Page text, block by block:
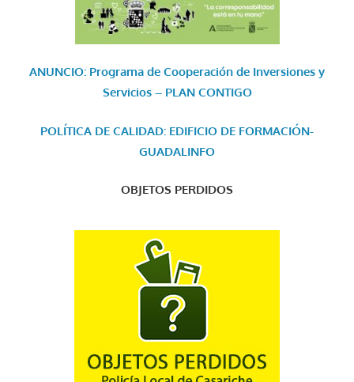
ANUNCIO: Programa de Cooperación de Inversiones y
Servicios – PLAN CONTIGO
POLÍTICA DE CALIDAD: EDIFICIO DE FORMACIÓN-
GUADALINFO
OBJETOS PERDIDOS